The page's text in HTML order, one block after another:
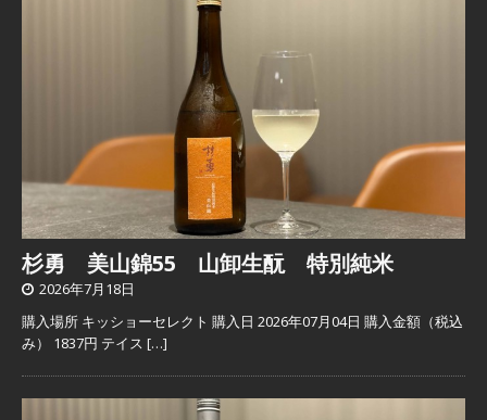
杉勇 美山錦55 山卸生酛 特別純米
2026年7月18日
購入場所 キッショーセレクト 購入日 2026年07月04日 購入金額（税込
み） 1837円 テイス […]